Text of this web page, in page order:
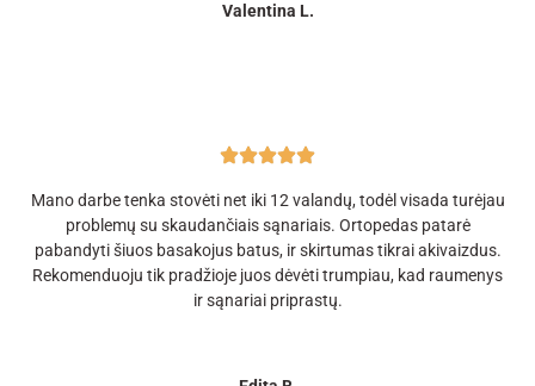
Valentina L.​
Mano darbe tenka stovėti net iki 12 valandų, todėl visada turėjau
problemų su skaudančiais sąnariais. Ortopedas patarė
pabandyti šiuos basakojus batus, ir skirtumas tikrai akivaizdus.
Rekomenduoju tik pradžioje juos dėvėti trumpiau, kad raumenys
ir sąnariai priprastų.